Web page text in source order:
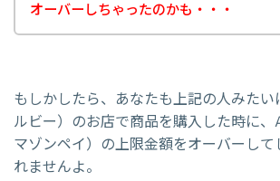
オーバーしちゃったのかも・・・
もしかしたら、あなたも上記の人みたい
ルビー）のお店で商品を購入した時に
マゾンペイ）の上限金額をオーバーして
れませんよ。